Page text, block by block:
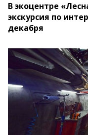
В экоцентре
экскурсия по
декабря